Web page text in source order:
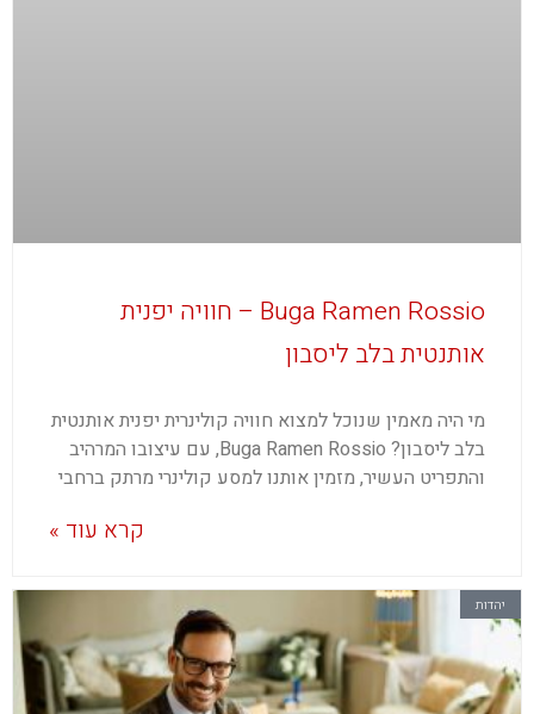
Buga Ramen Rossio – חוויה יפנית
אותנטית בלב ליסבון
מי היה מאמין שנוכל למצוא חוויה קולינרית יפנית אותנטית
בלב ליסבון? Buga Ramen Rossio, עם עיצובו המרהיב
והתפריט העשיר, מזמין אותנו למסע קולינרי מרתק ברחבי
קרא עוד »
יהדות